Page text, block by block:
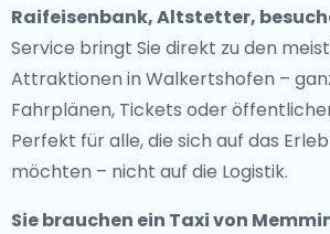
Raifeisenbank, Altstetter,
Service bringt Sie direkt zu den
Attraktionen in Walkertshofen –
Fahrplänen, Tickets oder
Perfekt für alle, die sich auf das
möchten – nicht auf die Logistik.
Sie brauchen ein Taxi von